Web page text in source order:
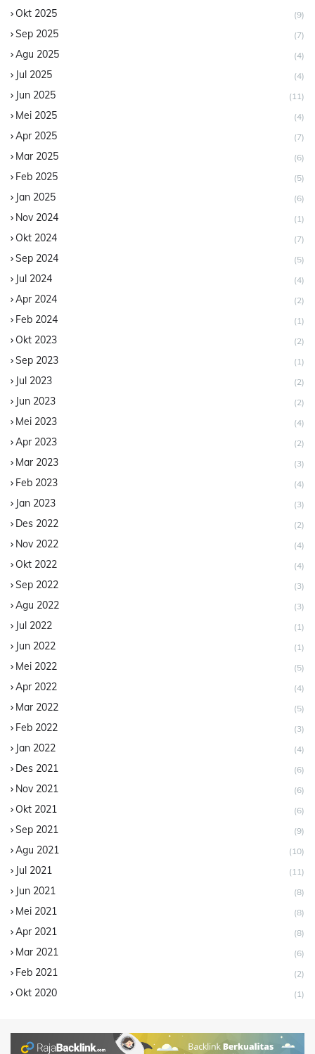
Okt 2025 (9)
Sep 2025 (7)
Agu 2025 (4)
Jul 2025 (4)
Jun 2025 (11)
Mei 2025 (4)
Apr 2025 (7)
Mar 2025 (6)
Feb 2025 (5)
Jan 2025 (6)
Nov 2024 (1)
Okt 2024 (7)
Sep 2024 (5)
Jul 2024 (4)
Apr 2024 (2)
Feb 2024 (1)
Okt 2023 (2)
Sep 2023 (1)
Jul 2023 (2)
Jun 2023 (2)
Mei 2023 (4)
Apr 2023 (2)
Mar 2023 (3)
Feb 2023 (4)
Jan 2023 (3)
Des 2022 (2)
Nov 2022 (4)
Okt 2022 (4)
Sep 2022 (3)
Agu 2022 (3)
Jul 2022 (1)
Jun 2022 (1)
Mei 2022 (5)
Apr 2022 (4)
Mar 2022 (5)
Feb 2022 (3)
Jan 2022 (4)
Des 2021 (6)
Nov 2021 (6)
Okt 2021 (6)
Sep 2021 (9)
Agu 2021 (10)
Jul 2021 (11)
Jun 2021 (8)
Mei 2021 (8)
Apr 2021 (8)
Mar 2021 (6)
Feb 2021 (2)
Okt 2020 (1)